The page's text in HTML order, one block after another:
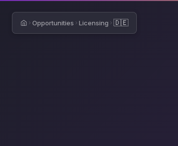
Home
Opportunities Licensing 🇩🇪